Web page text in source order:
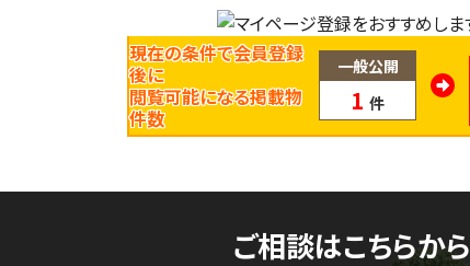
現在の条件で会員登録
後に
閲覧可能になる掲載物
件数
一般公開
1 件
ご相談はこちらから